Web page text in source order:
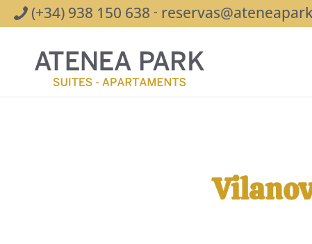
(+34) 938 150 638 -